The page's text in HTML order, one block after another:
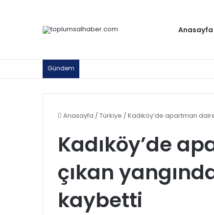
Anasayfa
Gündem
Anasayfa /Türkiye /Kadıköy’de apartman
Kadıköy’de
çıkan
kaybetti